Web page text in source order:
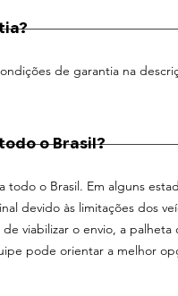
de garantia na
o Brasil?
todo o Brasil. Em alguns
devido às limitações dos
viabilizar o envio, a
pode orientar a melhor